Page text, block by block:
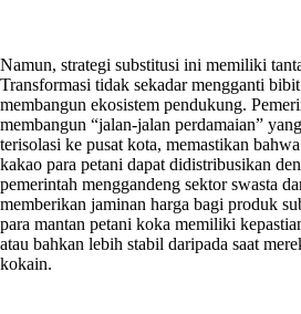
Namun, strategi substitusi ini memiliki
Transformasi tidak sekadar mengganti
membangun ekosistem pendukung.
membangun “jalan-jalan perdamaian”
terisolasi ke pusat kota, memastikan
kakao para petani dapat didistribusikan
pemerintah menggandeng sektor swasta
memberikan jaminan harga bagi produk
para mantan petani koka memiliki
atau bahkan lebih stabil daripada saat
kokain.